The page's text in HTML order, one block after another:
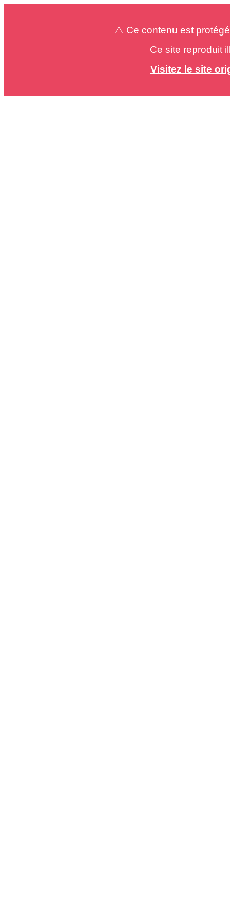
⚠️ Ce contenu est
Ce site reproduit
Visitez le site